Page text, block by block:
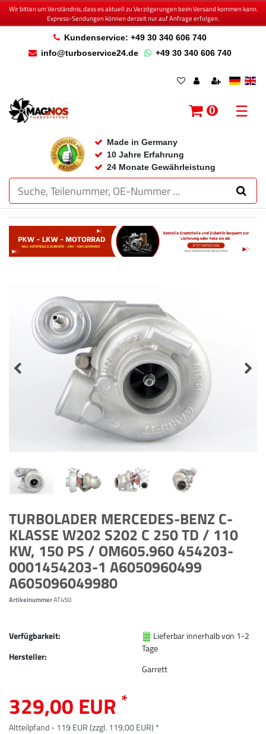
Wir bitten um Verständnis, dass es aktuell zu Verzögerungen beim Versand kommen kann.
Express-Sendungen können derzeit nur auf Anfrage erfolgen.
Kundenservice: +49 30 340 606 740
info@turboservice24.de
+49 30 340 606 740
Made in Germany
10 Jahre Erfahrung
24 Monate Gewährleistung
0 ☰
TURBOLADER MERCEDES-BENZ C-
KLASSE W202 S202 C 250 TD / 110
KW, 150 PS / OM605.960 454203-
0001454203-1 A6050960499
A605096049980
ArtikelnummerAT450
Verfügbarkeit:
Hersteller:
Lieferbar innerhalb von 1-2
Tage
Garrett
329,00 EUR *
Altteilpfand - 119 EUR (zzgl. 119,00 EUR) *